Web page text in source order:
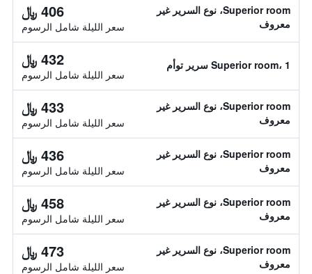
Superior room، نوع السرير غير
معروف
406 ﷼
سعر الليلة شامل الرسوم
Superior room، 1 سرير توأم 432 ﷼
سعر الليلة شامل الرسوم
Superior room، نوع السرير غير
معروف
433 ﷼
سعر الليلة شامل الرسوم
Superior room، نوع السرير غير
معروف
436 ﷼
سعر الليلة شامل الرسوم
Superior room، نوع السرير غير
معروف
458 ﷼
سعر الليلة شامل الرسوم
Superior room، نوع السرير غير
معروف
473 ﷼
سعر الليلة شامل الرسوم